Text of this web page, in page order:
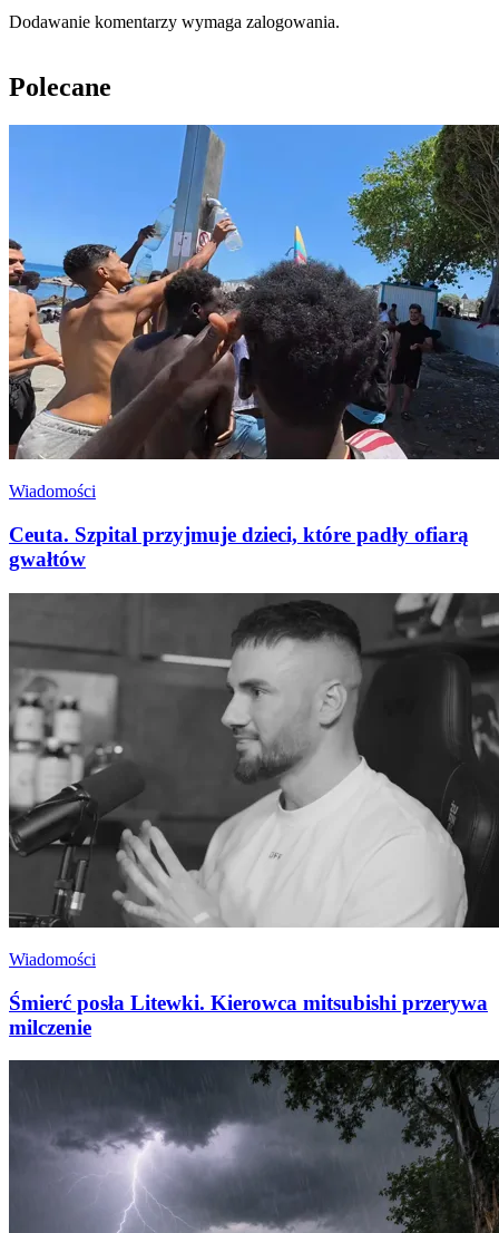
Dodawanie komentarzy wymaga zalogowania.
Polecane
Wiadomości
Ceuta. Szpital przyjmuje dzieci, które padły ofiarą
gwałtów
Wiadomości
Śmierć posła Litewki. Kierowca mitsubishi przerywa
milczenie